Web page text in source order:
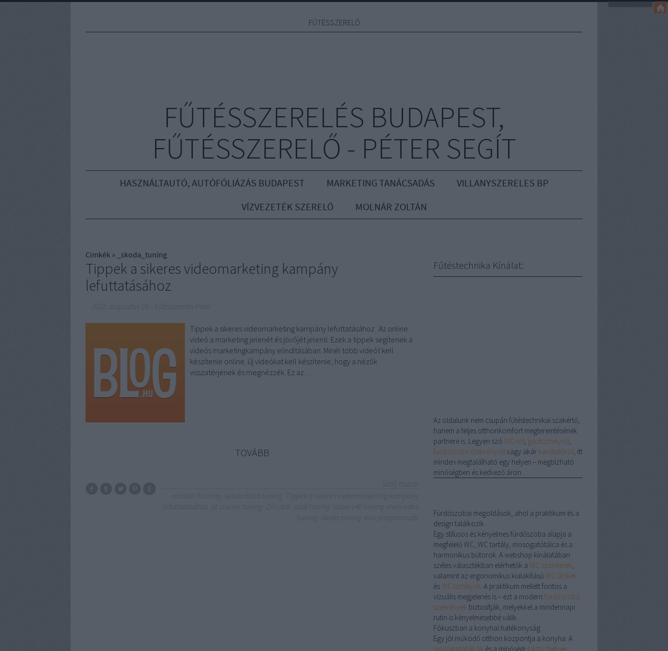
FŰTÉSSZERELŐ
FŰTÉSSZERELÉS BUDAPEST,
FŰTÉSSZERELŐ - PÉTER SEGÍT
HASZNÁLTAUTÓ, AUTÓFÓLIÁZÁS BUDAPEST MARKETING TANÁCSADÁS
VILLANYSZERELES BP
VÍZVEZETÉK SZERELŐ
MOLNÁR ZOLTÁN
Címkék » _skoda_tuning
Tippek a sikeres videomarketing kampány
lefuttatásához
Tippek a sikeres videomarketing kampány lefuttatásához Az online
videó a marketing jelenét és jövőjét jelenti. Ezek a tippek segítenek a
videós marketingkampány elindításában. Minél több videót kell
készítenie online. Új videókat kell készítenie, hogy a nézők
visszatérjenek és megnézzék. Ez az…
TOVÁBB
Fűtéstechnika Kínálat:
Az oldalunk nem csupán fűtéstechnikai szakértő,
hanem a teljes otthonkomfort megteremtésének
partnere is. Legyen szó WC-ről, gáztűzhelyről,
fürdőszoba szekrényrőlvagy akár kandallóról, itt
minden megtalálható egy helyen – megbízható
minőségben és kedvező áron.
Fürdőszobai megoldások, ahol a praktikum és a
design találkozik
Egy stílusos és kényelmes fürdőszoba alapja a
megfelelő WC, WC tartály, mosogatótálca és a
harmonikus bútorok. A webshop kínálatában
széles választékban elérhetők a WC szaniterek,
valamint az ergonomikus kialakítású WC ülőkék
ésWC tartályok. A praktikum mellett fontos a
vizuális megjelenés is – ezt a modern fürdőszoba
szekrények biztosítják, melyekkel a mindennapi
rutin is kényelmesebbé válik.
Fókuszban a konyhai hatékonyság
Egy jól működő otthon központja a konyha. A
mosogatótálcák és a minőségi gáztűzhelyek